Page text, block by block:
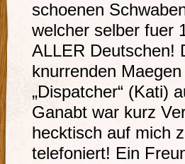
schoenen
welcher selber fuer
ALLER Deutschen!
knurrenden
„Dispatcher“ (Kati)
Ganabt war kurz
hecktisch auf mich
telefoniert! Ein